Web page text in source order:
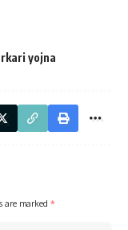
yojna
are marked *